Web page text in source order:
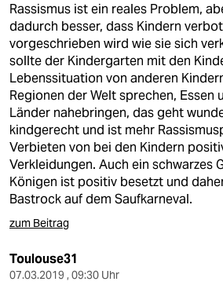
Rassismus ist ein reales Problem,
dadurch besser, dass Kindern
vorgeschrieben wird wie sie sich
sollte der Kindergarten mit den
Lebenssituation von anderen
Regionen der Welt sprechen, Essen
Länder nahebringen, das geht
kindgerecht und ist mehr
Verbieten von bei den Kindern
Verkleidungen. Auch ein schwarzes
Königen ist positiv besetzt und
Bastrock auf dem Saufkarneval.
zum Beitrag
Toulouse31
07.03.2019 , 09:30 Uhr